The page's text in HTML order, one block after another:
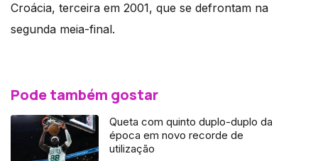
Croácia, terceira em 2001, que se defrontam na
segunda meia-final.
Pode também gostar
Queta com quinto duplo-duplo da
época em novo recorde de
utilização